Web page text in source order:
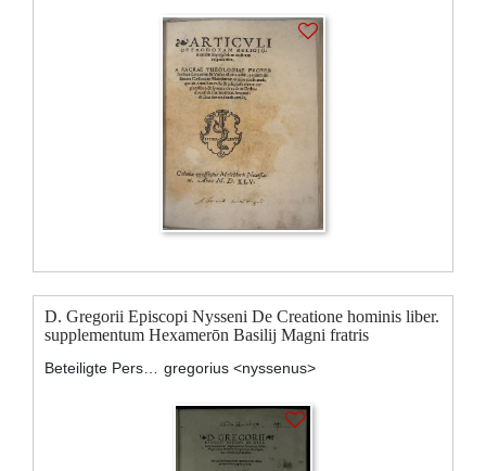
D. Gregorii Episcopi Nysseni De Creatione hominis liber.
supplementum Hexamerōn Basilij Magni fratris
gregorius <nyssenus>